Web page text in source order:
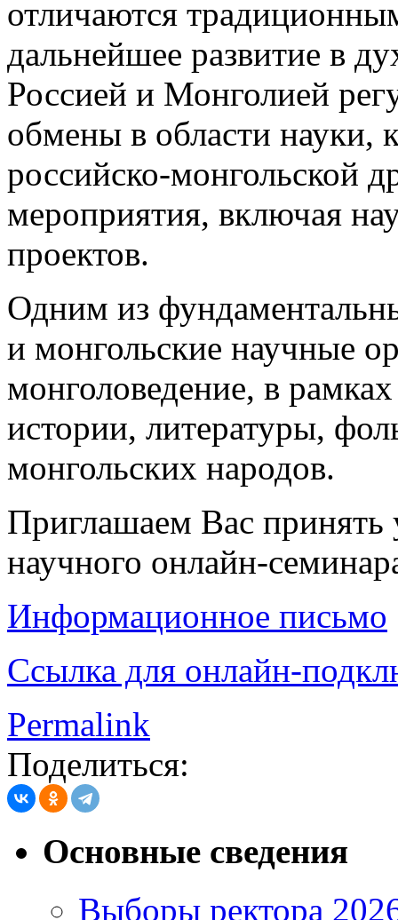
отличаются
дальнейшее развитие в
Россией и Монголией
обмены в области науки,
российско-монгольской
мероприятия, включая
проектов.
Одним из
и монгольские научные
монголоведение, в
истории, литературы,
монгольских народов.
Приглашаем Вас принять
научного онлайн-
Информационное письмо
Ссылка для онлайн-
Permalink
Поделиться:
Основные сведения
Выборы ректора